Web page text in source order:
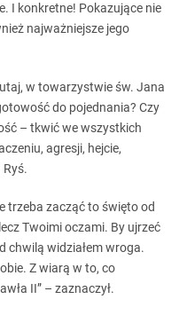
I konkretne! Pokazujące nie
najważniejsze jego
w towarzystwie św. Jana
do pojednania? Czy
– tkwić we wszystkich
agresji, hejcie,
Ryś.
trzeba zacząć to święto od
Twoimi oczami. By ujrzeć
chwilą widziałem wroga.
Z wiarą w to, co
II” – zaznaczył.